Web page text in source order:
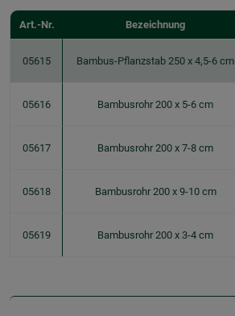
Art.-Nr. Bezeichnung
05615 Bambus-Pflanzstab 250 x 4,5-6 cm
05616 Bambusrohr 200 x 5-6 cm
05617 Bambusrohr 200 x 7-8 cm
05618 Bambusrohr 200 x 9-10 cm
05619 Bambusrohr 200 x 3-4 cm